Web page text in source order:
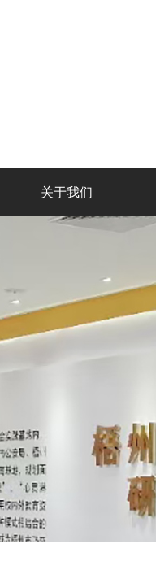
关于我们